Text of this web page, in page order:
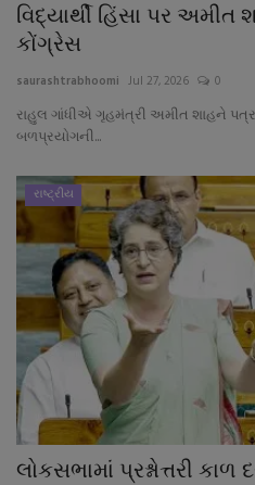
સ્વાસ્થ્ય
વિદ્યાર્થી હિંસા પર
કોંગ્રેસ
saurashtrabhoomi Jul 27, 2026 0
રાહુલ ગાંધીએ ગૃહમંત્રી અમીત શાહને
બળપ્રયોગની...
રાષ્ટ્રીય
લોકસભામાં પ્રશ્નોત્તરી કાળ